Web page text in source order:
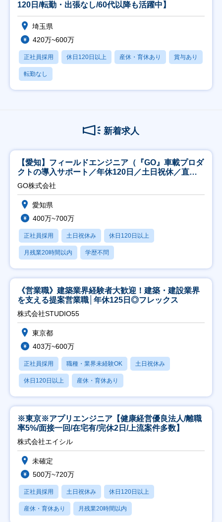
120日/転勤・出張なし/60代以降も活躍中】
埼玉県
420万~600万
正社員採用 休日120日以上 産休・育休あり 賞与あり
転勤なし
新着求人
【愛知】フィールドエンジニア（『GO』車載プロダ
クトの導入サポート／年休120日／土日祝休／直行
直帰
GO株式会社
愛知県
400万~700万
正社員採用 土日祝休み 休日120日以上
月残業20時間以内 学歴不問
《営業職》建築業界経験者大歓迎！建築・建設業界
を支える提案営業職│年休125日◎フレックス
株式会社STUDIO55
東京都
403万~600万
正社員採用 職種・業界未経験OK 土日祝休み
休日120日以上 産休・育休あり
※東京※アプリエンジニア【健康経営優良法人/離職
率5%/面接一回/在宅有/完休2日/上流案件多数】
株式会社エイシル
未確定
500万~720万
正社員採用 土日祝休み 休日120日以上
産休・育休あり 月残業20時間以内